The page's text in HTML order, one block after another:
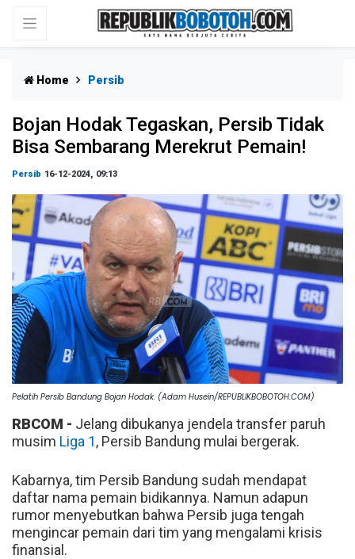
Home Persib
Bojan Hodak Tegaskan, Persib Tidak
Bisa Sembarang Merekrut Pemain!
Persib 16-12-2024, 09:13
Pelatih Persib Bandung Bojan Hodak. (Adam Husein/REPUBLIKBOBOTOH.COM)
RBCOM - Jelang dibukanya jendela transfer paruh
musim Liga 1, Persib Bandung mulai bergerak.
Kabarnya, tim Persib Bandung sudah mendapat
daftar nama pemain bidikannya. Namun adapun
rumor menyebutkan bahwa Persib juga tengah
mengincar pemain dari tim yang mengalami krisis
finansial.